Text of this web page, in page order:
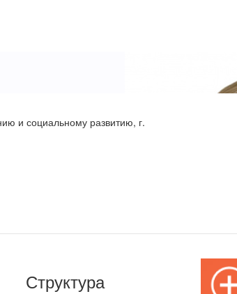
и социальному развитию, г.
Структура